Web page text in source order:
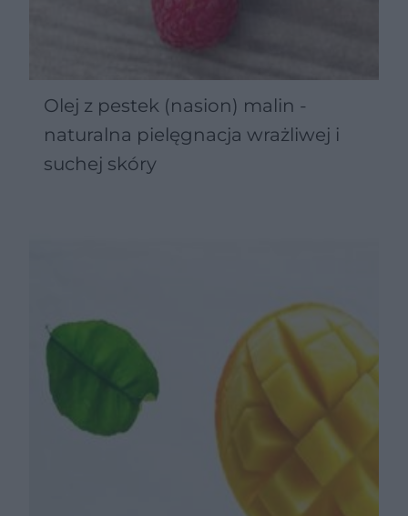
Olej z pestek (nasion) malin -
naturalna pielęgnacja wrażliwej i
suchej skóry